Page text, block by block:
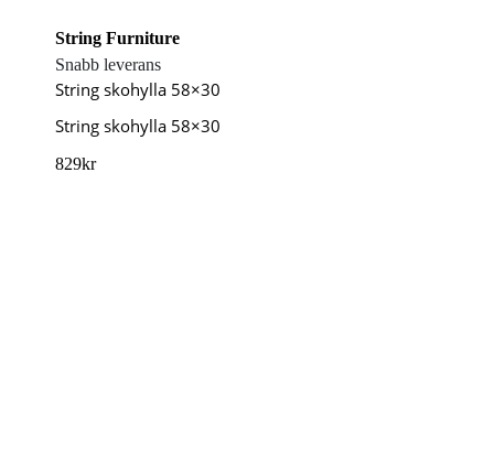
String Furniture
Snabb leverans
String skohylla 58×30
String skohylla 58×30
829kr